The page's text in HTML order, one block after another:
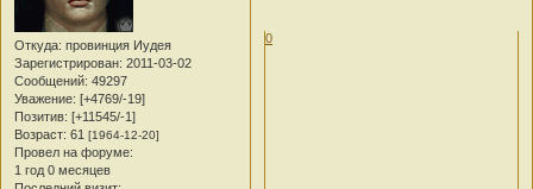
Откуда: провинция Иудея
Зарегистрирован: 2011-03-02
Сообщений: 49297
Уважение: [+4769/-19]
Позитив: [+11545/-1]
Возраст: 61 [1964-12-20]
Провел на форуме:
1 год 0 месяцев
0